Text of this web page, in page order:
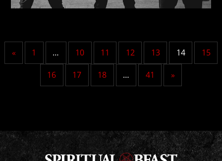
« 1 … 10 11 12 13 14 15
16 17 18 … 41 »